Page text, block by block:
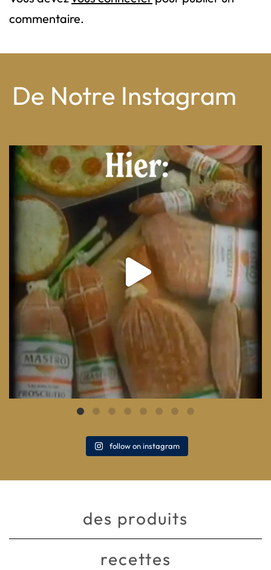
commentaire.
De Notre Instagram
From wood-paneled basements to candlelit condo...
8 0
follow on instagram
des produits
recettes